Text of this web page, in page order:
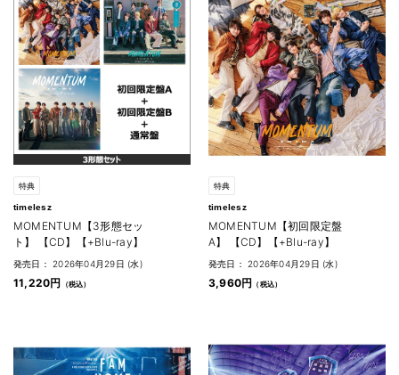
特典
timelesz
MOMENTUM【3形態セッ
ト】 【CD】【+Blu-ray】
発売日： 2026年04月29日 (水)
11,220円
特典
timelesz
MOMENTUM【初回限定盤
A】 【CD】【+Blu-ray】
発売日： 2026年04月29日 (水)
3,960円